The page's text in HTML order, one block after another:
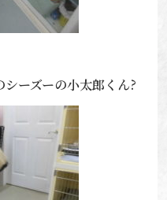
ーズーの小太郎くん?